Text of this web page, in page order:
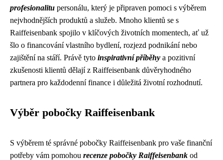
profesionalitu personálu, který je připraven pomoci s výběrem
nejvhodnějších produktů a služeb. Mnoho klientů se s
Raiffeisenbank spojilo v klíčových životních momentech, ať už
šlo o financování vlastního bydlení, rozjezd podnikání nebo
zajištění na stáří. Právě tyto inspirativní příběhy a pozitivní
zkušenosti klientů dělají z Raiffeisenbank důvěryhodného
partnera pro každodenní finance i důležitá životní rozhodnutí.
Výběr pobočky Raiffeisenbank
S výběrem té správné pobočky Raiffeisenbank pro vaše finanční
potřeby vám pomohou recenze pobočky Raiffeisenbank od